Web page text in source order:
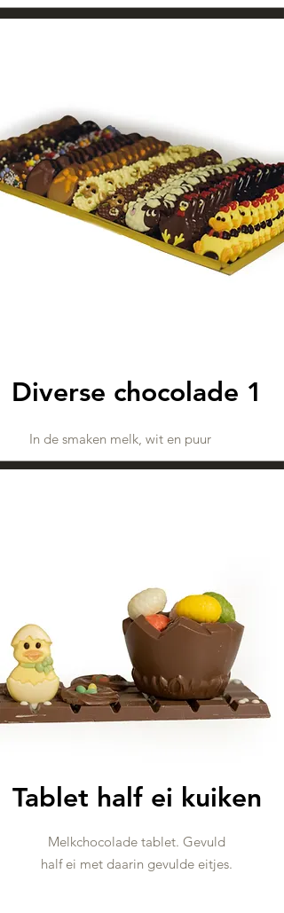
Diverse chocolade 1
In de smaken melk, wit en puur
Tablet half ei kuiken
Melkchocolade tablet. Gevuld
half ei met daarin gevulde eitjes.